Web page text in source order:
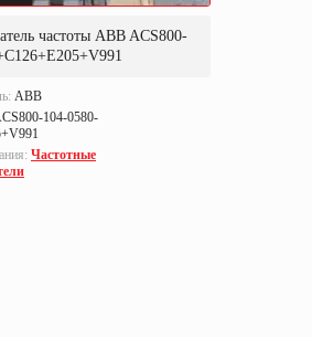
частоты ABB ACS800-
ABB
104-0580-
Частотные